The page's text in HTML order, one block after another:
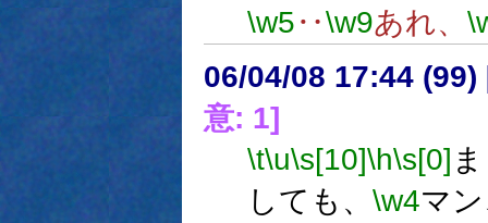
\w5‥\w9あれ、
06/04/08 17:44 (99)
意: 1]
\t\u\s[10]\h\s[0]
しても、 \w4マ